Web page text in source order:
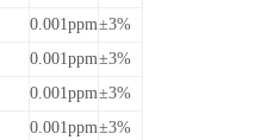
0.001ppm±3%
0.001ppm±3%
0.001ppm±3%
0.001ppm±3%